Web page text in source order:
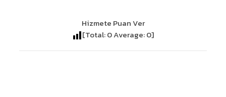
Hizmete Puan Ver
[Total:0Average:0]